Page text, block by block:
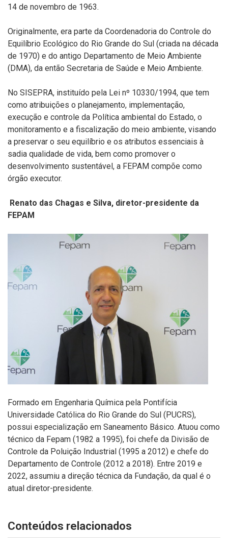
14 de novembro de 1963.
Originalmente, era parte da Coordenadoria do Controle do
Equilíbrio Ecológico do Rio Grande do Sul (criada na década
de 1970) e do antigo Departamento de Meio Ambiente
(DMA), da então Secretaria de Saúde e Meio Ambiente.
No SISEPRA, instituído pela Lei nº 10330/1994, que tem
como atribuições o planejamento, implementação,
execução e controle da Política ambiental do Estado, o
monitoramento e a fiscalização do meio ambiente, visando
a preservar o seu equilíbrio e os atributos essenciais à
sadia qualidade de vida, bem como promover o
desenvolvimento sustentável, a FEPAM compõe como
órgão executor.
Renato das Chagas e Silva, diretor-presidente da
FEPAM
Formado em Engenharia Química pela Pontifícia
Universidade Católica do Rio Grande do Sul (PUCRS),
possui especialização em Saneamento Básico. Atuou como
técnico da Fepam (1982 a 1995), foi chefe da Divisão de
Controle da Poluição Industrial (1995 a 2012) e chefe do
Departamento de Controle (2012 a 2018). Entre 2019 e
2022, assumiu a direção técnica da Fundação, da qual é o
atual diretor-presidente.
Conteúdos relacionados